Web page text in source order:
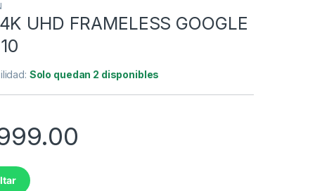
UHD FRAMELESS GOOGLE
Solo quedan 2 disponibles